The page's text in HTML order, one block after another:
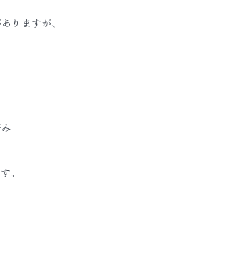
りますが、
。